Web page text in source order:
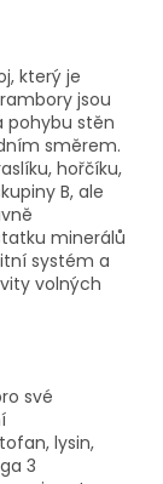
který je
jsou
pohybu stěn
směrem.
hořčíku,
B, ale
minerálů
systém a
volných
své
lysin,
3